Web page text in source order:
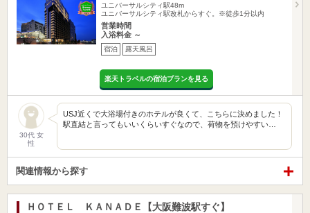
ユニバーサルシティ駅48m
ユニバーサルシティ駅改札からすぐ。※徒歩1分以内
営業時間
入浴料金 ～
宿泊 露天風呂
楽天トラベルの宿泊プランを見る
30代 女
性
USJ近くで大浴場付きのホテルが良くて、こちらに決めました！
駅直結と言ってもいいくらいすぐなので、荷物を預けやすい…
関連情報から探す
ＨＯＴＥＬ ＫＡＮＡＤＥ【大阪難波駅すぐ】